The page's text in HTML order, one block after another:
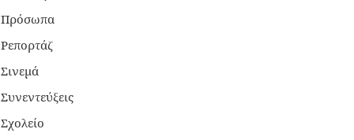
Πρόσωπα
Ρεπορτάζ
Σινεμά
Συνεντεύξεις
Σχολείο